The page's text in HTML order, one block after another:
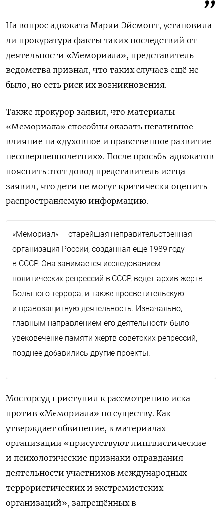
На вопрос адвоката Марии Эйсмонт, установила
ли прокуратура факты таких последствий от
деятельности «Мемориала», представитель
ведомства признал, что таких случаев ещё не
было, но есть риск их возникновения.
Также прокурор заявил, что материалы
«Мемориала» способны оказать негативное
влияние на «духовное и нравственное развитие
несовершеннолетних». После просьбы адвокатов
пояснить этот довод представитель истца
заявил, что дети не могут критически оценить
распространяемую информацию.
«Мемориал» — старейшая неправительственная
организация России, созданная еще 1989 году
в СССР. Она занимается исследованием
политических репрессий в СССР, ведет архив жертв
Большого террора, и также просветительскую
и правозащитную деятельность. Изначально,
главным направлением его деятельности было
увековечение памяти жертв советских репрессий,
позднее добавились другие проекты.
Мосгорсуд приступил к рассмотрению иска
против «Мемориала» по существу. Как
утверждает обвинение, в материалах
организации «присутствуют лингвистические
и психологические признаки оправдания
деятельности участников международных
террористических и экстремистских
организаций», запрещённых в